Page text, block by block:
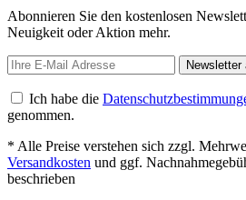
Abonnieren Sie den kostenlosen
Neuigkeit oder Aktion mehr.
Newsletter
Ich habe die
genommen.
* Alle Preise verstehen sich zzgl.
Versandkosten und ggf.
beschrieben